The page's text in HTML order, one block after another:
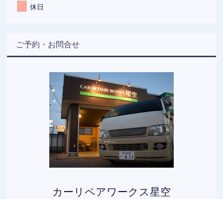
休日
ご予約・お問合せ
カーリペアワークス星空